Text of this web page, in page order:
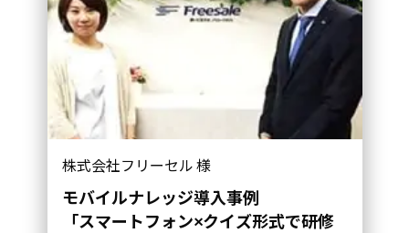
の『やらされ感』解消に魅力」｜導入事例">
株式会社フリーセル 様
モバイルナレッジ導入事例
「スマートフォン×クイズ形式で研修